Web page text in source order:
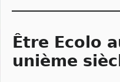
Être Ecolo
unième